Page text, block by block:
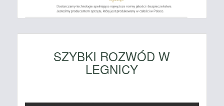
SZYBKI ROZWÓD W
LEGNICY